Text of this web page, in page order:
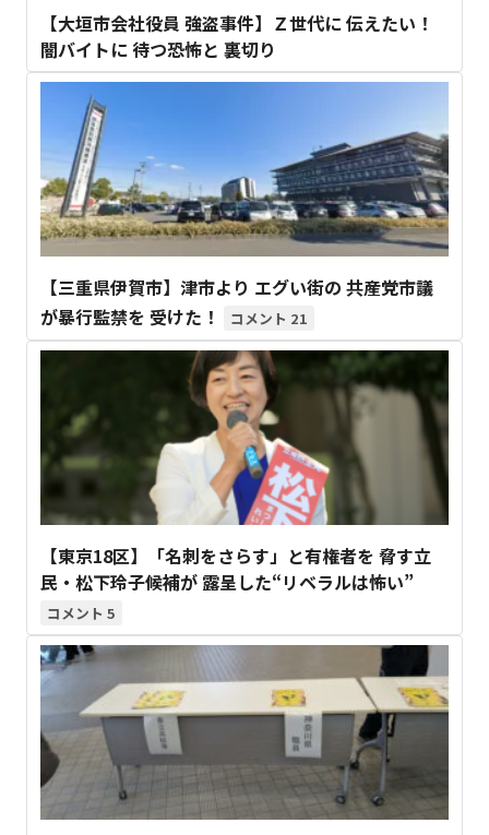
【大垣市会社役員 強盗事件】Ｚ世代に 伝えたい！
闇バイトに 待つ恐怖と 裏切り
【三重県伊賀市】津市より エグい街の 共産党市議
が暴行監禁を 受けた！
21
【東京18区】「名刺をさらす」と有権者を 脅す立
民・松下玲子候補が 露呈した“リベラルは怖い”
5